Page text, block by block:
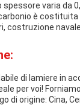
spessore varia da
è
costruzione
di lamiere in
per voi!
di origine: Cina,